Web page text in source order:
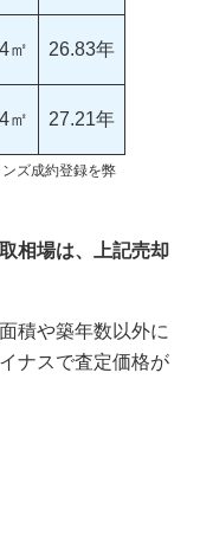
㎡ 26.83年
㎡ 27.21年
ズ成約登録を弊
相場は、上記売却
積や築年数以外に
ナスで査定価格が